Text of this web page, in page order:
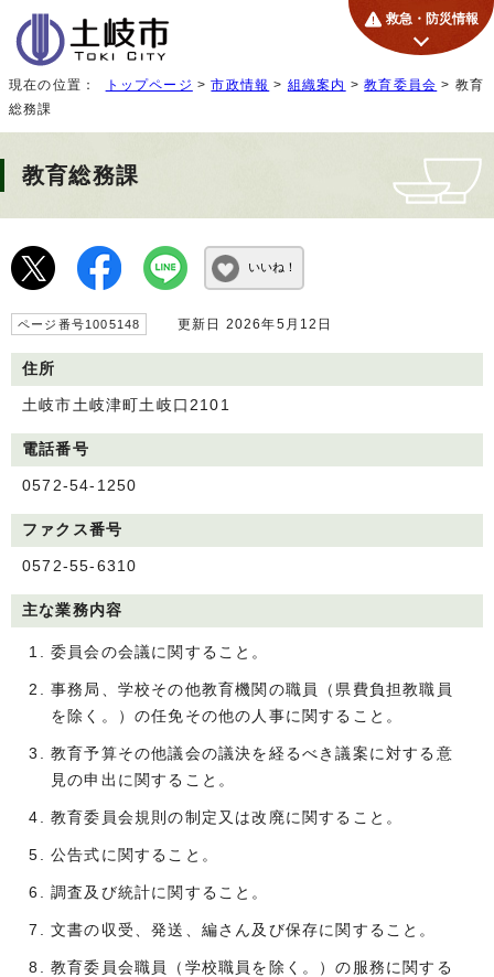
救急・防災情報
現在の位置： トップページ >市政情報 > 組織案内 >教育委員会 > 教育
総務課
教育総務課
いいね！
ページ番号1005148 更新日 2026年5月12日
住所
土岐市土岐津町土岐口2101
電話番号
0572-54-1250
ファクス番号
0572-55-6310
主な業務内容
委員会の会議に関すること。
事務局、学校その他教育機関の職員（県費負担教職員
を除く。）の任免その他の人事に関すること。
教育予算その他議会の議決を経るべき議案に対する意
見の申出に関すること。
教育委員会規則の制定又は改廃に関すること。
公告式に関すること。
調査及び統計に関すること。
文書の収受、発送、編さん及び保存に関すること。
教育委員会職員（学校職員を除く。）の服務に関する